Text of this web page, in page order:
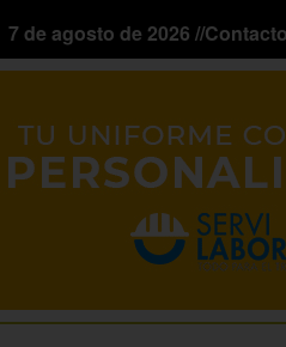
7 de agosto de 2026 //Contacto